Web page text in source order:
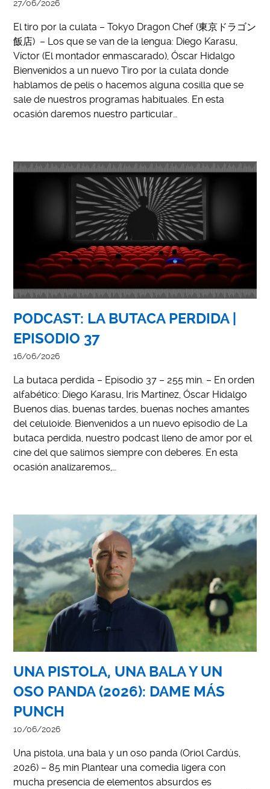
27/06/2026
El tiro por la culata – Tokyo Dragon Chef (東京ドラゴン
飯店) – Los que se van de la lengua: Diego Karasu,
Víctor (El montador enmascarado), Óscar Hidalgo
Bienvenidos a un nuevo Tiro por la culata donde
hablamos de pelis o hacemos alguna cosilla que se
sale de nuestros programas habituales. En esta
ocasión daremos nuestro particular…
PODCAST: LA BUTACA PERDIDA |
EPISODIO 37
16/06/2026
La butaca perdida – Episodio 37 – 255 min. – En orden
alfabético: Diego Karasu, Iris Martínez, Óscar Hidalgo
Buenos días, buenas tardes, buenas noches amantes
del celuloide. Bienvenidos a un nuevo episodio de La
butaca perdida, nuestro podcast lleno de amor por el
cine del que salimos siempre con deberes. En esta
ocasión analizaremos,…
UNA PISTOLA, UNA BALA Y UN
OSO PANDA (2026): DAME MÁS
PUNCH
10/06/2026
Una pistola, una bala y un oso panda (Oriol Cardús,
2026) – 85 min Plantear una comedia ligera con
mucha presencia de elementos absurdos es